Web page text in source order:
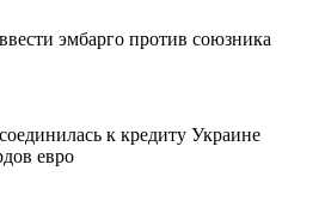
эмбарго против союзника
к кредиту Украине
евро